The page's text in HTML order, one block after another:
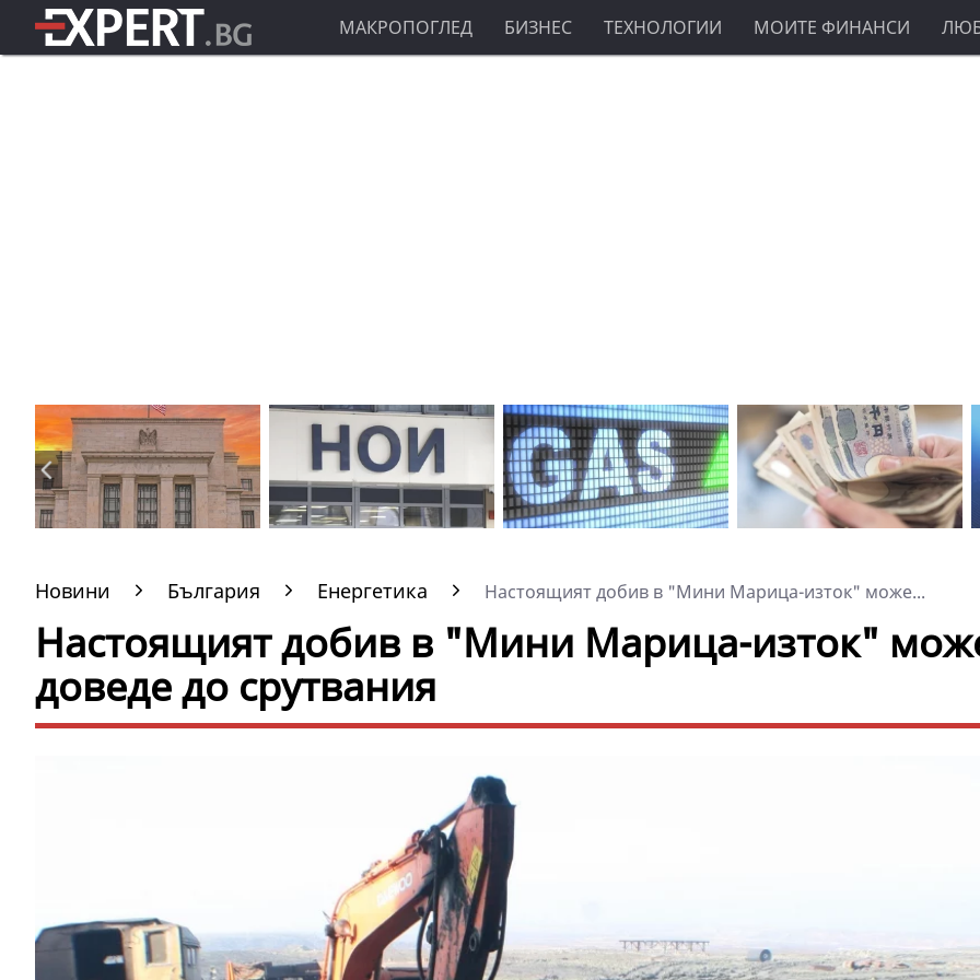
МАКРОПОГЛЕД БИЗНЕС ТЕХНОЛОГИИ МОИТЕ ФИНАНСИ
Новини България Енергетика Настоящият добив в "Мини Марица-изток" може...
Настоящият добив в "Мини Марица-изток"
доведе до срутвания